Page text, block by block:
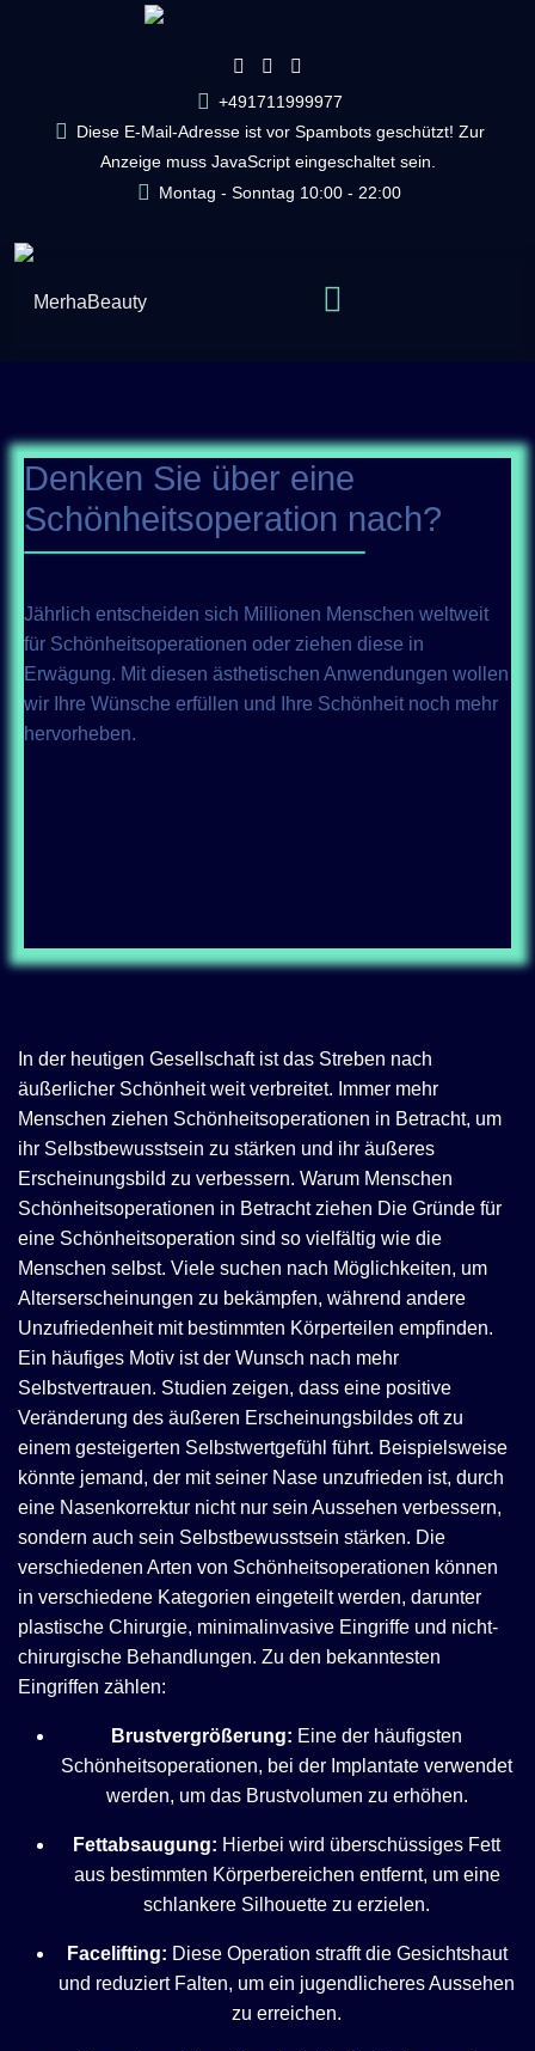
+491711999977
Diese E-Mail-Adresse ist vor Spambots geschützt! Zur
Anzeige muss JavaScript eingeschaltet sein.
Montag - Sonntag 10:00 - 22:00
Denken Sie über eine
Schönheitsoperation nach?
Jährlich entscheiden sich Millionen Menschen weltweit
für Schönheitsoperationen oder ziehen diese in
Erwägung. Mit diesen ästhetischen Anwendungen wollen
wir Ihre Wünsche erfüllen und Ihre Schönheit noch mehr
hervorheben.
In der heutigen Gesellschaft ist das Streben nach
äußerlicher Schönheit weit verbreitet. Immer mehr
Menschen ziehen Schönheitsoperationen in Betracht, um
ihr Selbstbewusstsein zu stärken und ihr äußeres
Erscheinungsbild zu verbessern. Warum Menschen
Schönheitsoperationen in Betracht ziehen Die Gründe für
eine Schönheitsoperation sind so vielfältig wie die
Menschen selbst. Viele suchen nach Möglichkeiten, um
Alterserscheinungen zu bekämpfen, während andere
Unzufriedenheit mit bestimmten Körperteilen empfinden.
Ein häufiges Motiv ist der Wunsch nach mehr
Selbstvertrauen. Studien zeigen, dass eine positive
Veränderung des äußeren Erscheinungsbildes oft zu
einem gesteigerten Selbstwertgefühl führt. Beispielsweise
könnte jemand, der mit seiner Nase unzufrieden ist, durch
eine Nasenkorrektur nicht nur sein Aussehen verbessern,
sondern auch sein Selbstbewusstsein stärken. Die
verschiedenen Arten von Schönheitsoperationen können
in verschiedene Kategorien eingeteilt werden, darunter
plastische Chirurgie, minimalinvasive Eingriffe und nicht-
chirurgische Behandlungen. Zu den bekanntesten
Eingriffen zählen:
Brustvergrößerung: Eine der häufigsten
Schönheitsoperationen, bei der Implantate verwendet
werden, um das Brustvolumen zu erhöhen.
Fettabsaugung: Hierbei wird überschüssiges Fett
aus bestimmten Körperbereichen entfernt, um eine
schlankere Silhouette zu erzielen.
Facelifting: Diese Operation strafft die Gesichtshaut
und reduziert Falten, um ein jugendlicheres Aussehen
zu erreichen.